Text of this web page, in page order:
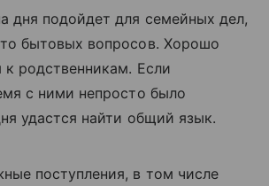
дня подойдет для семейных дел,
бытовых вопросов. Хорошо
родственникам. Если
с ними непросто было
удастся найти общий язык.
поступления, в том числе